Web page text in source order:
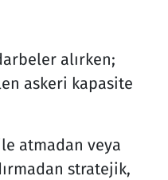
alırken;
askeri kapasite
atmadan veya
stratejik,